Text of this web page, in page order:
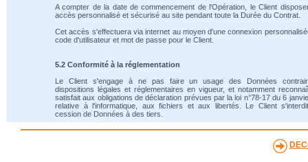
A compter de la date de commencement de l'Opération, le Client
accès personnalisé et sécurisé au site pendant toute la Durée du Contrat.
Cet accès s'effectuera via internet au moyen d'une connexion
code d'utilisateur et mot de passe pour le Client.
5.2 Conformité à la réglementation
Le Client s'engage à ne pas faire un usage des Données
dispositions légales et réglementaires en vigueur, et notamment
satisfait aux obligations de déclaration prévues par la loi n°78-17 du 6
relative à l'informatique, aux fichiers et aux libertés. Le Client
cession de Données à des tiers.